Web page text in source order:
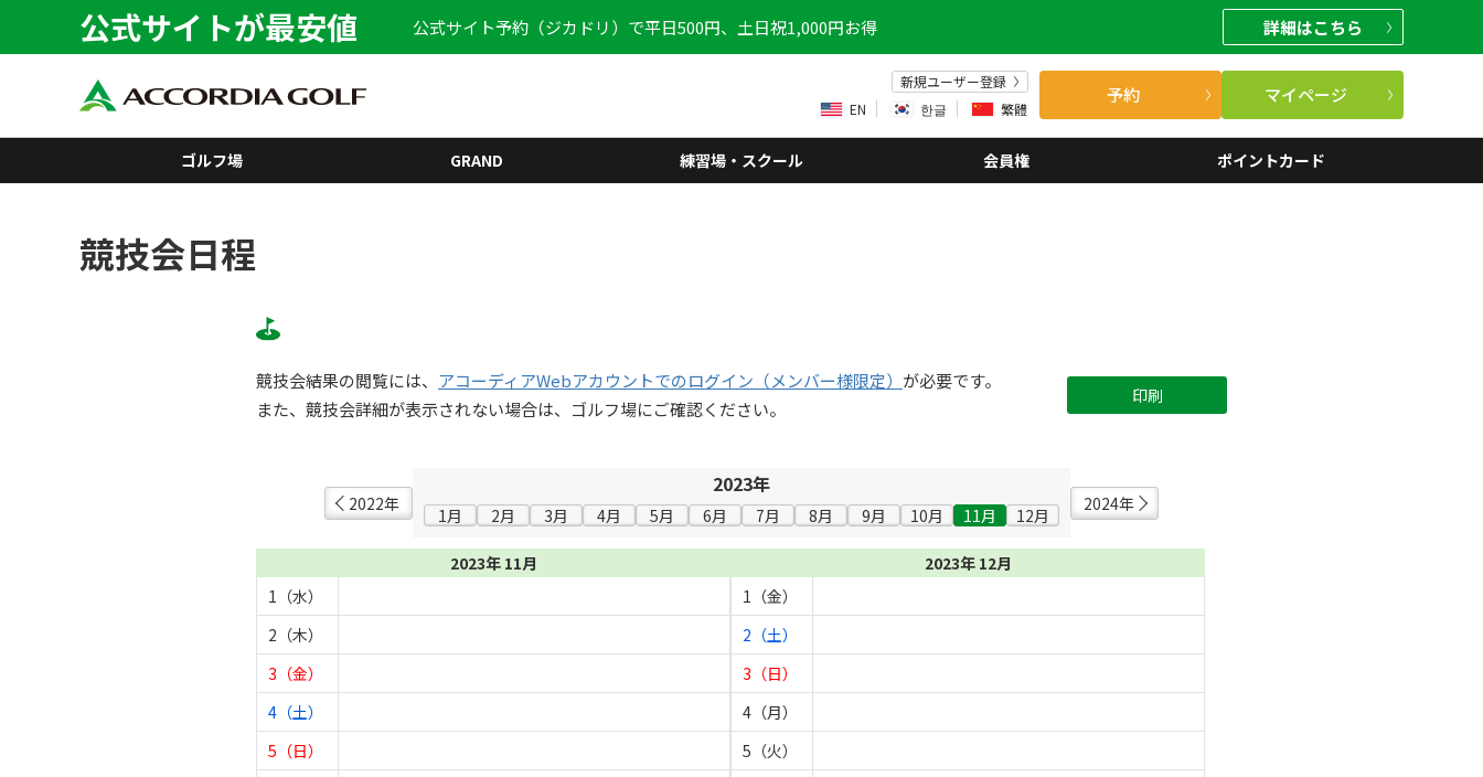
公式サイトが最安値 公式サイト予約（ジカドリ）で平日500円、土日祝1,000円お得 詳細はこちら
新規ユーザー登録
EN
한글 繁體
予約 マイページ
ゴルフ場 GRAND 練習場・スクール 会員権 ポイントカード
競技会日程
競技会結果の閲覧には、 アコーディアWebアカウントでのログイン（メンバー様限定） が必要です。
また、競技会詳細が表示されない場合は、ゴルフ場にご確認ください。
印刷
2022年
2023年
1月 2月 3月 4月 5月 6月 7月 8月 9月 10月 11月 12月
2024年
2023年 11月
1（水）
2（木）
3（金）
4（土）
5（日）
2023年 12月
1（金）
2（土）
3（日）
4（月）
5（火）